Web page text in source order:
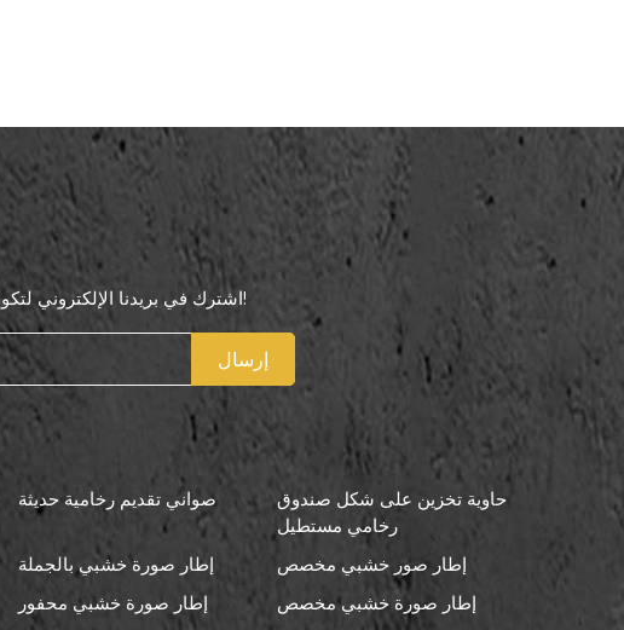
اشترك في بريدنا الإلكتروني لتكون أول من يعرف عروضنا الخاصة!
إرسال
صواني تقديم رخامية حديثة
حاوية تخزين على شكل صندوق
رخامي مستطيل
إطار صورة خشبي بالجملة
إطار صور خشبي مخصص
إطار صورة خشبي محفور إطار صورة خشبي مخصص